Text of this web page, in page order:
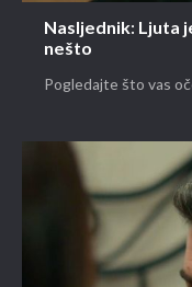
Nasljednik: Ljuta
nešto
Pogledajte što vas